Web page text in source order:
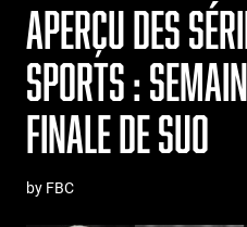
APERÇU DES
SPORTS :
FINALE DE SUO
by FBC